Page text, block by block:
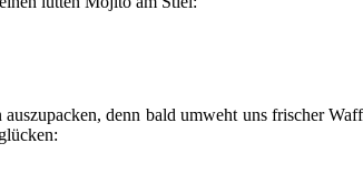
denn bald umweht uns frischer